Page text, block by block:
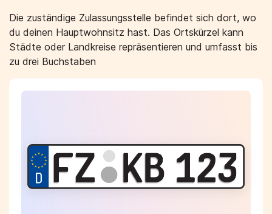
Die zuständige Zulassungsstelle befindet sich dort, wo
du deinen Hauptwohnsitz hast. Das Ortskürzel kann
Städte oder Landkreise repräsentieren und umfasst bis
zu drei Buchstaben